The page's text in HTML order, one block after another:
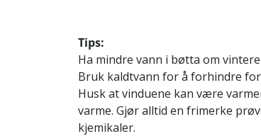
Tips:
Ha mindre vann i bøtta om
Bruk kaldtvann for å forhindre
Husk at vinduene kan være
varme. Gjør alltid en frimerke
kjemikaler.